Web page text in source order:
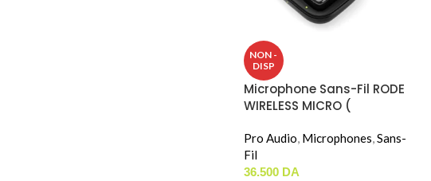
NON -
DISP
Microphone Sans-Fil RODE
WIRELESS MICRO (
Pro Audio, Microphones,Sans-
Fil
36.500 DA